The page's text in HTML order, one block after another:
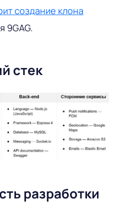
создание клона
9GAG.
стек
разработки